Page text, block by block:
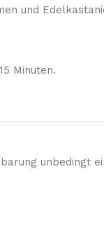
und
Minuten.
unbedingt